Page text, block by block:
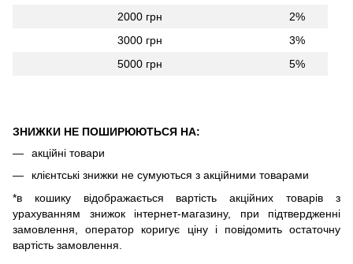
2000 грн
2%
3000 грн
3%
5000 грн
5%
ЗНИЖКИ НЕ ПОШИРЮЮТЬСЯ НА:
акційні товари
клієнтські знижки не сумуються з акційними товарами
*в кошику відображається вартість акційних товарів з
урахуванням знижок інтернет-магазину, при підтвердженні
замовлення, оператор коригує ціну і повідомить остаточну
вартість замовлення.